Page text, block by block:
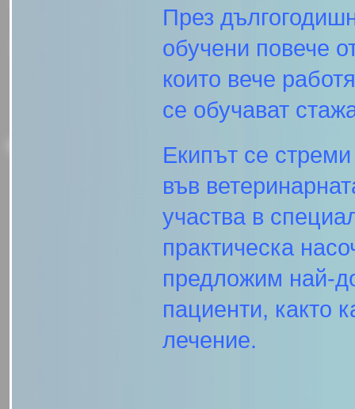
През
обучени повече
които вече
се обучават
Екипът се
във
участва в
практическа
предложим най-
пациенти, както
лечение.